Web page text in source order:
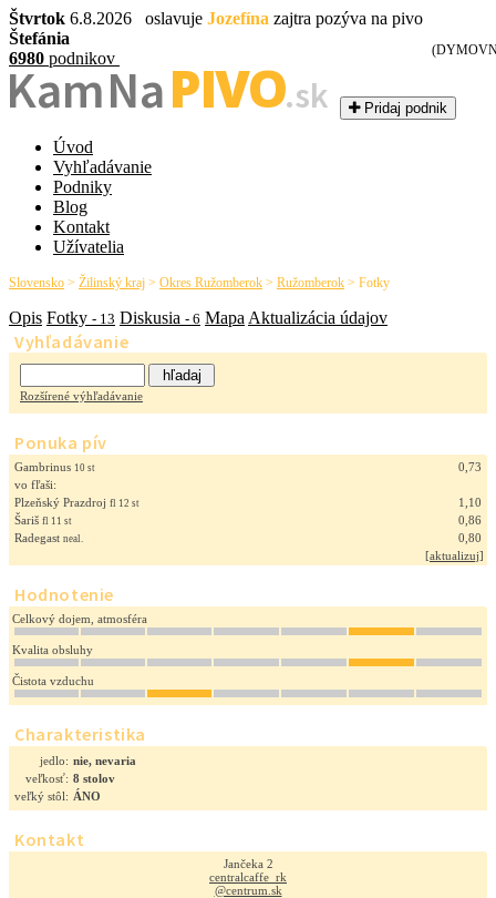
Štvrtok 6.8.2026 oslavuje Jozefína zajtra pozýva na pivo
Štefánia
6980 podnikov
Kam NaPIVO.sk Pridaj podnik
Úvod
Vyhľadávanie
Podniky
Blog
Kontakt
Užívatelia
Slovensko > Žilinský kraj > Okres Ružomberok > Ružomberok > Fotky
Opis Fotky - 13 Diskusia - 6 Mapa Aktualizácia údajov
Vyhľadávanie
Rozšírené výhľadávanie
Ponuka pív
Gambrinus 10 st
0,73
vo fľaši:
Plzeňský Prazdroj fl 12 st
1,10
Šariš fl 11 st
0,86
Radegast neal.
0,80
[aktualizuj]
Hodnotenie
Celkový dojem, atmosféra
Kvalita obsluhy
Čistota vzduchu
Charakteristika
jedlo: nie, nevaria
veľkosť: 8 stolov
veľký stôl: ÁNO
Kontakt
Jančeka 2
centralcaffe_rk
@centrum.sk